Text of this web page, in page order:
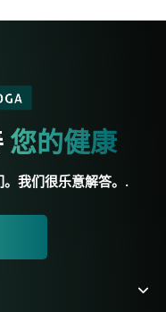
您的健康
我们很乐意解答。.